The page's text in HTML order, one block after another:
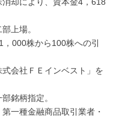
上場。
000株から100株への引
会社ＦＥインベスト」を
銘柄指定。
一種金融商品取引業者・